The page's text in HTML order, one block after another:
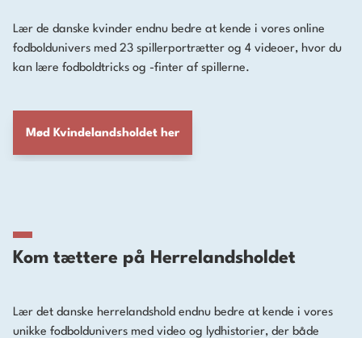
Lær de danske kvinder endnu bedre at kende i vores online
fodboldunivers med 23 spillerportrætter og 4 videoer, hvor du
kan lære fodboldtricks og -finter af spillerne.
Mød Kvindelandsholdet her
Kom tættere på Herrelandsholdet
Lær det danske herrelandshold endnu bedre at kende i vores
unikke fodboldunivers med video og lydhistorier, der både